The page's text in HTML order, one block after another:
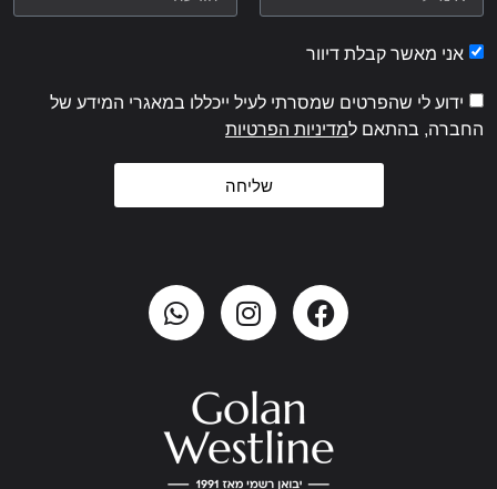
אני מאשר קבלת דיוור
ידוע לי שהפרטים שמסרתי לעיל ייכללו במאגרי המידע של
החברה, בהתאם למדיניות הפרטיות
שליחה